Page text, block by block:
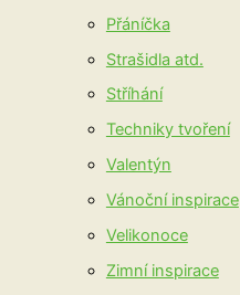
Přáníčka
Strašidla atd.
Stříhání
Techniky tvoření
Valentýn
Vánoční inspirace
Velikonoce
Zimní inspirace